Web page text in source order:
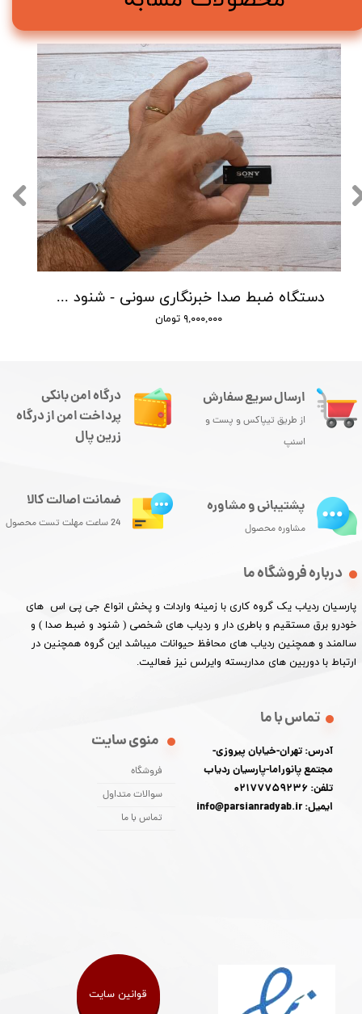
دستگاه ضبط صدا خبرنگاری سونی - شنود صدا
۹,۰۰۰,۰۰۰ تومان
ارسال سریع سفارش
از طریق تیپاکس و پست و
اسنپ
درباره فروشگاه ما
پارسیان ردیاب یک گروه کاری با زمینه واردات و پخش انواع جی پی اس های
خودرو برق مستقیم و باطری دار و ردیاب های شخصی ( شنود و ضبط صدا ) و
سالمند و همچنین ردیاب های محافظ حیوانات میباشد این گروه همچنین در
ارتباط با دوربین های مداربسته وایرلس نیز فعالیت.​​​​​​​
منوی سایت
فروشگاه
سوالات متداول
تماس با ما
تماس با ما
آدرس: تهران-خیابان پیروزی-
مجتمع پانوراما-پارسیان ردیاب
تلفن: 02177759236
ایمیل: info@parsianradyab.ir
درگاه امن بانکی
پرداخت امن از درگاه
زرین پال
پشتیبانی و مشاوره
مشاوره محصول
ضمانت اصالت کالا
24 ساعت مهلت تست محصول
قوانین سایت